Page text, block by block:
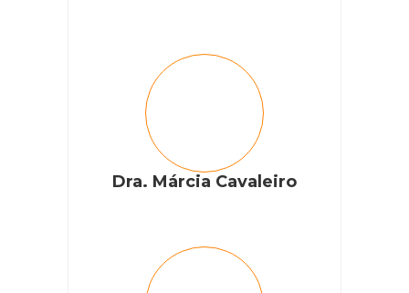
Dra. Márcia Cavaleiro